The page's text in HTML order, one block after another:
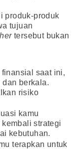
produk-produk
tujuan
tersebut bukan
saat ini,
berkala.
risiko
kamu
strategi
kebutuhan.
terapkan untuk